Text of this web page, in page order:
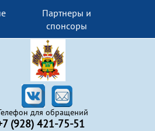
Партнеры и
спонсоры
для обращений
(928) 421-75-51